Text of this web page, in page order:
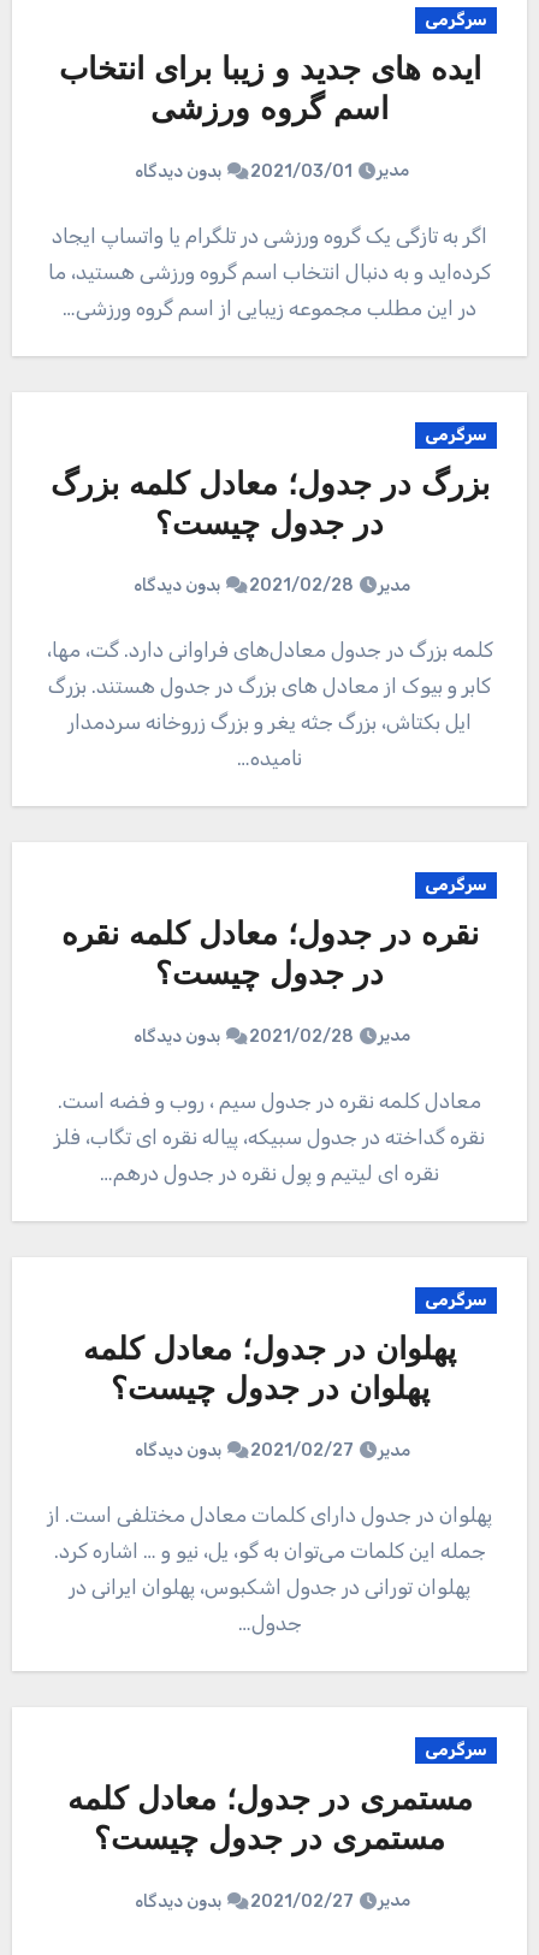
سرگرمی
ایده های جدید و زیبا برای انتخاب
اسم گروه ورزشی
مدیر 2021/03/01 بدون دیدگاه
اگر به تازگی یک گروه ورزشی در تلگرام یا واتساپ ایجاد
کرده‌اید و به دنبال انتخاب اسم گروه ورزشی هستید، ما
در این مطلب مجموعه زیبایی از اسم گروه ورزشی…
سرگرمی
بزرگ در جدول؛ معادل کلمه بزرگ
در جدول چیست؟
مدیر 2021/02/28 بدون دیدگاه
کلمه بزرگ در جدول معادل‌های فراوانی دارد. گت، مها،
کابر و بیوک از معادل های بزرگ در جدول هستند. بزرگ
ایل بکتاش، بزرگ جثه یغر و بزرگ زروخانه سردمدار
نامیده…
سرگرمی
نقره در جدول؛ معادل کلمه نقره
در جدول چیست؟
مدیر 2021/02/28 بدون دیدگاه
معادل کلمه نقره در جدول سیم ، روب و فضه است.
نقره گداخته در جدول سبیکه، پیاله نقره ای تگاب، فلز
نقره ای لیتیم و پول نقره در جدول درهم…
سرگرمی
پهلوان در جدول؛ معادل کلمه
پهلوان در جدول چیست؟
مدیر 2021/02/27 بدون دیدگاه
پهلوان در جدول دارای کلمات معادل مختلفی است. از
جمله این کلمات می‌توان به گو، یل، نیو و … اشاره کرد.
پهلوان تورانی در جدول اشکبوس، پهلوان ایرانی در
جدول…
سرگرمی
مستمری در جدول؛ معادل کلمه
مستمری در جدول چیست؟
مدیر 2021/02/27 بدون دیدگاه